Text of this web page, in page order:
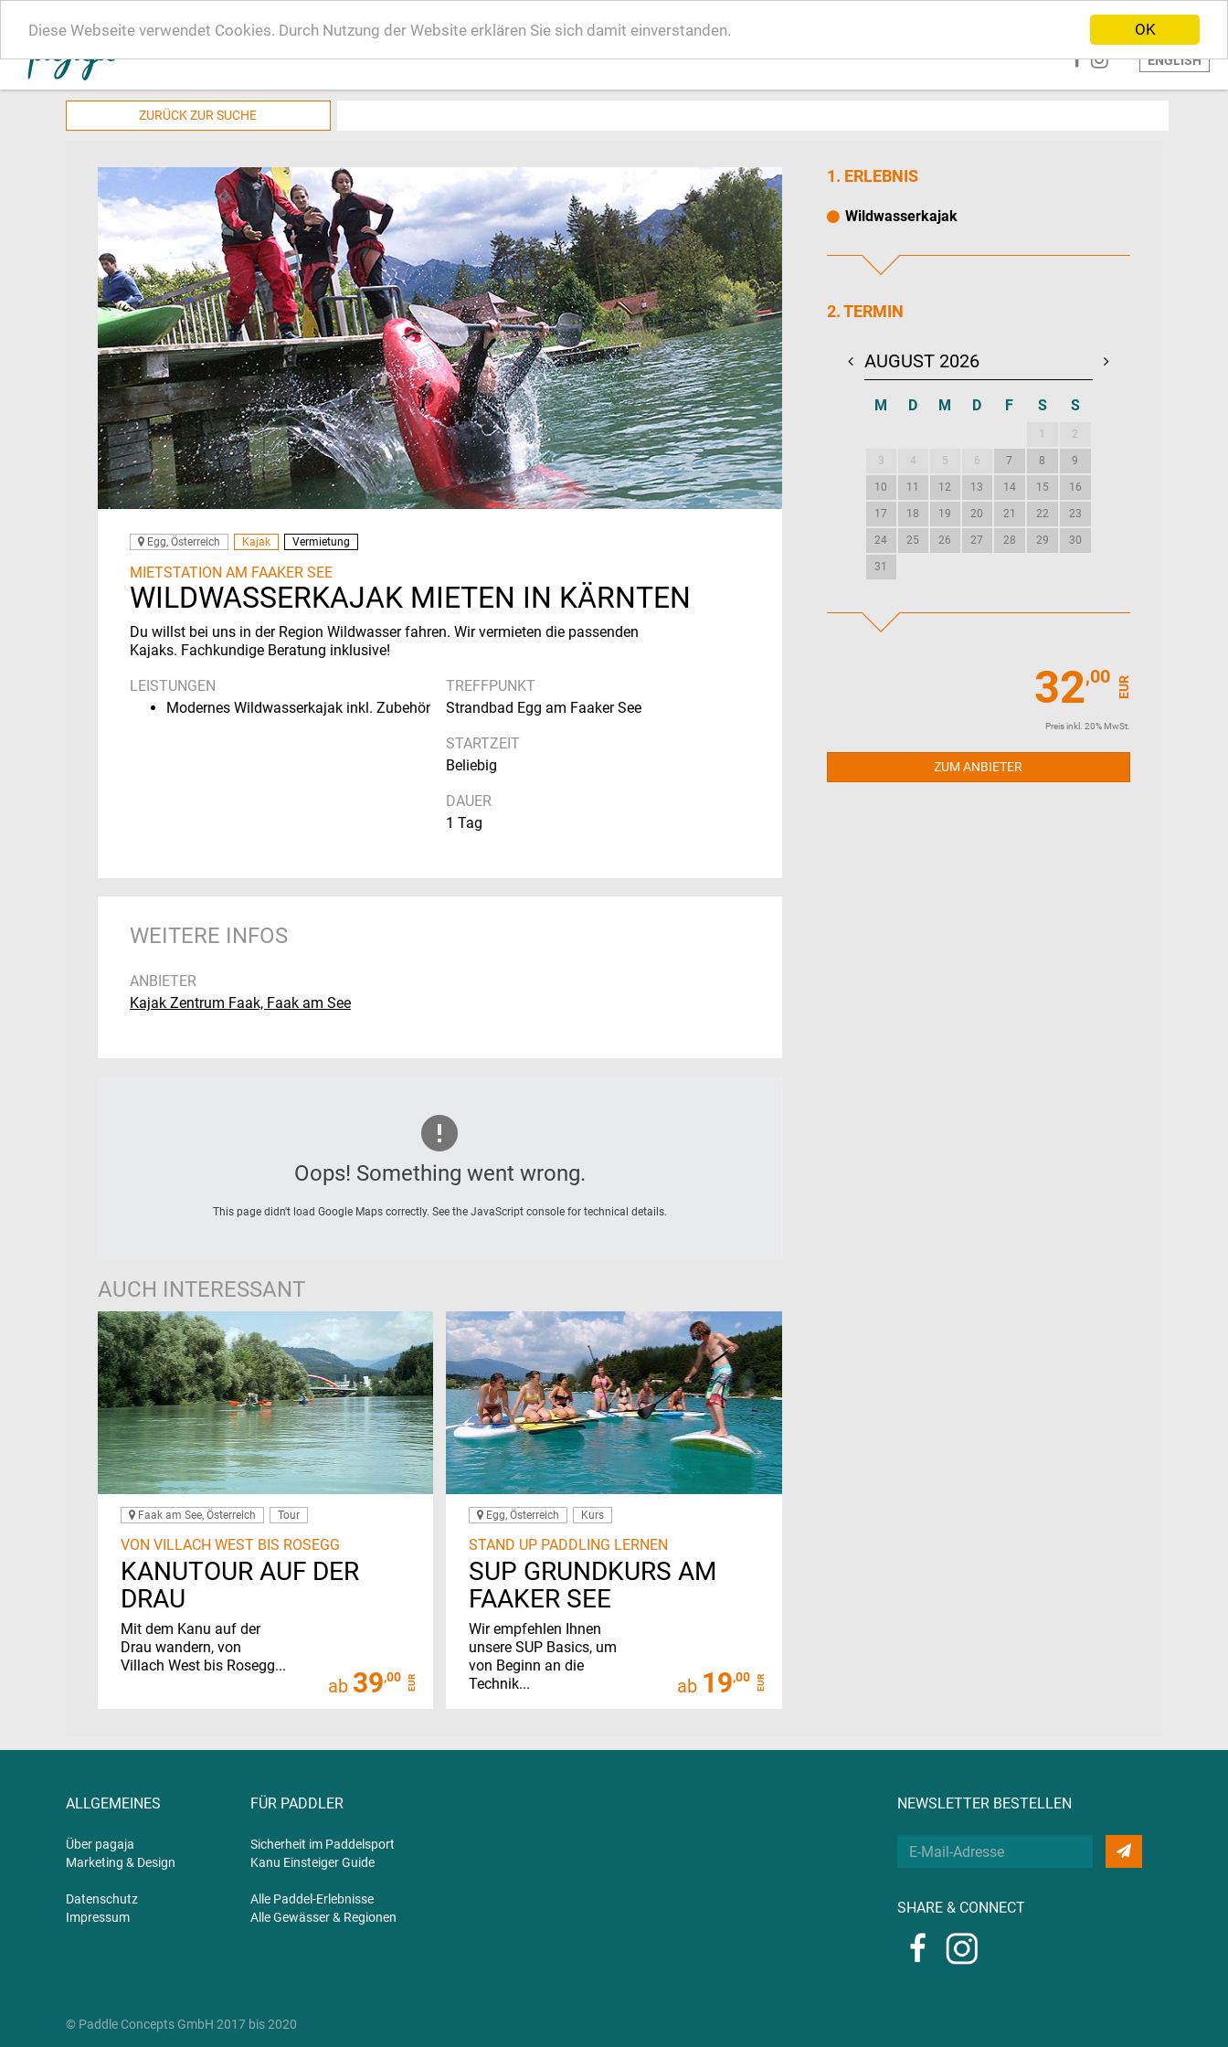
OK
Diese Webseite verwendet Cookies. Durch Nutzung der Website erklären Sie sich damit einverstanden.
ANBIETER WERDEN HOME
ENGLISH
ZURÜCK ZUR SUCHE
Egg, Österreich Kajak Vermietung
MIETSTATION AM FAAKER SEE
WILDWASSERKAJAK MIETEN IN KÄRNTEN
Du willst bei uns in der Region Wildwasser fahren. Wir vermieten die passenden
Kajaks. Fachkundige Beratung inklusive!
LEISTUNGEN
Modernes Wildwasserkajak inkl. Zubehör
TREFFPUNKT
Strandbad Egg am Faaker See
STARTZEIT
Beliebig
DAUER
1 Tag
WEITERE INFOS
ANBIETER
Kajak Zentrum Faak, Faak am See
Oops! Something went wrong.
This page didn't load Google Maps correctly. See the JavaScript console for technical details.
AUCH INTERESSANT
Faak am See, Österreich Tour
VON VILLACH WEST BIS ROSEGG
KANUTOUR AUF DER
DRAU
Mit dem Kanu auf der
Drau wandern, von
Villach West bis Rosegg...
ab 39,00 EUR
Egg, Österreich Kurs
STAND UP PADDLING LERNEN
SUP GRUNDKURS AM
FAAKER SEE
Wir empfehlen Ihnen
unsere SUP Basics, um
von Beginn an die
Technik...
ab 19,00 EUR
1. ERLEBNIS
Wildwasserkajak
2. TERMIN
AUGUST 2026
M D M D F S S
1 2
3 4 5 6 7 8 9
10 11 12 13 14 15 16
17 18 19 20 21 22 23
24 25 26 27 28 29 30
31
SEPTEMBER
32,00 EUR
Preis inkl. 20% MwSt.
ZUM ANBIETER
ALLGEMEINES
Über pagaja
Marketing & Design
Datenschutz
Impressum
FÜR PADDLER
Sicherheit im Paddelsport
Kanu Einsteiger Guide
Alle Paddel-Erlebnisse
Alle Gewässer & Regionen
NEWSLETTER BESTELLEN
Deine
E-
SHARE & CONNECT
© Paddle Concepts GmbH 2017 bis 2020